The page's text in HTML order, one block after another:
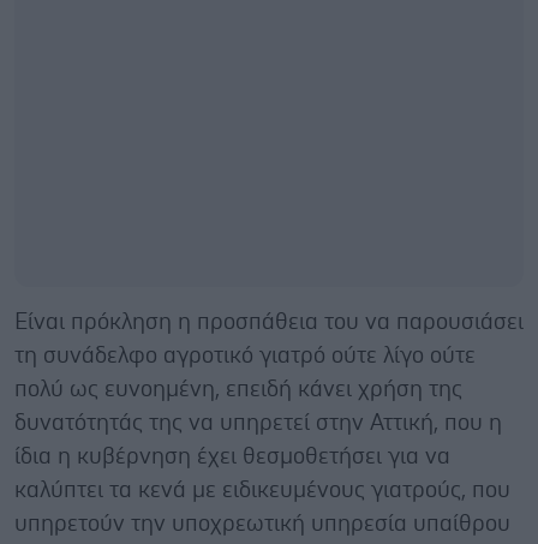
Είναι πρόκληση η προσπάθεια του να παρουσιάσει
τη συνάδελφο αγροτικό γιατρό ούτε λίγο ούτε
πολύ ως ευνοημένη, επειδή κάνει χρήση της
δυνατότητάς της να υπηρετεί στην Αττική, που η
ίδια η κυβέρνηση έχει θεσμοθετήσει για να
καλύπτει τα κενά με ειδικευμένους γιατρούς, που
υπηρετούν την υποχρεωτική υπηρεσία υπαίθρου